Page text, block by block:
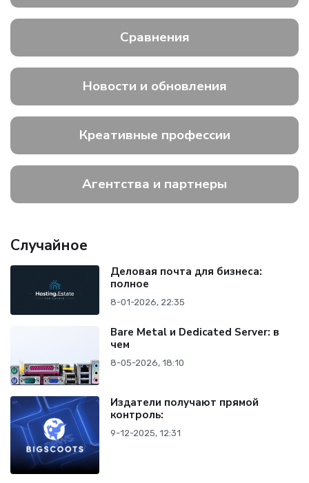
Сравнения
Новости и обновления
Креативные профессии
Агентства и партнеры
Случайное
Деловая почта для бизнеса:
полное
8-01-2026, 22:35
Bare Metal и Dedicated Server: в
чем
8-05-2026, 18:10
Издатели получают прямой
контроль:
9-12-2025, 12:31